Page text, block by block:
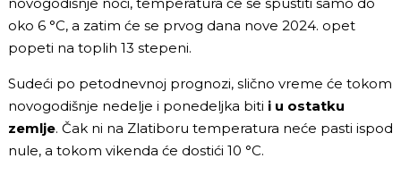
oko 6 °C, a zatim će se prvog dana nove 2024. opet
popeti na toplih 13 stepeni.
Sudeći po petodnevnoj prognozi, slično vreme će tokom
novogodišnje nedelje i ponedeljka biti i u ostatku
zemlje. Čak ni na Zlatiboru temperatura neće pasti ispod
nule, a tokom vikenda će dostići 10 °C.